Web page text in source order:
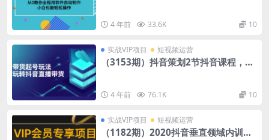
4 年前 33.6K 10
实战VIP项目 短视频运营
（3153期）抖音策划2节抖音课程，教
4 年前 76.1K 10
实战VIP项目 短视频运营
（1182期）2020抖音垂直领域内训课